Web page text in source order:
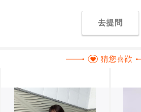
去提問
猜您喜歡